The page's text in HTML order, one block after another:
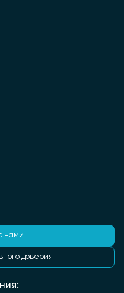
нами
доверия